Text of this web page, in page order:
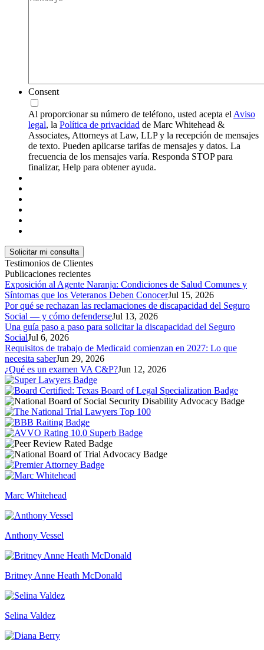
Consent
Al proporcionar su número de teléfono, usted acepta elAviso
legal, la Política de privacidad de Marc Whitehead &
Associates, Attorneys at Law, LLP y la recepción de mensajes
de texto. Pueden aplicarse tarifas de mensajes y datos. La
frecuencia de los mensajes varía. Responda STOP para
finalizar, Help para obtener ayuda.
Testimonios de Clientes
Publicaciones recientes
Exposición al Agente Naranja: Condiciones de Salud Comunes y
Síntomas que los Veteranos Deben ConocerJul 15, 2026
Por qué se rechazan las reclamaciones de discapacidad del Seguro
Social — y cómo defenderseJul 13, 2026
Una guía paso a paso para solicitar la discapacidad del Seguro
SocialJul 6, 2026
Requisitos de trabajo de Medicaid comienzan en 2027: Lo que
necesita saberJun 29, 2026
¿Qué es un examen VA C&P?Jun 12, 2026
Marc Whitehead
Anthony Vessel
Britney Anne Heath McDonald
Selina Valdez